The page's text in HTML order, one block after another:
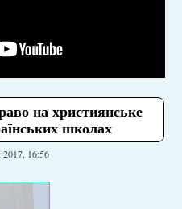
на християнське
школах
2017, 16:56